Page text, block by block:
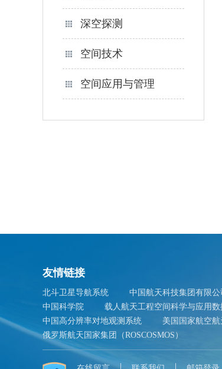
深空探测
空间技术
空间应用与管理
友情链接
北斗卫星导航系统 中国航天科技集团有限公
中国科学院
载人航天工程空间科学与应用
中国高分辨率对地观测系统
美国国家航空航
俄罗斯航天国家集团（ROSCOSMOS）